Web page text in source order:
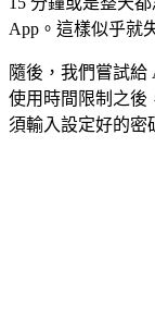
App。這樣似乎就
隨後，我們嘗試給
使用時間限制之後
須輸入設定好的密